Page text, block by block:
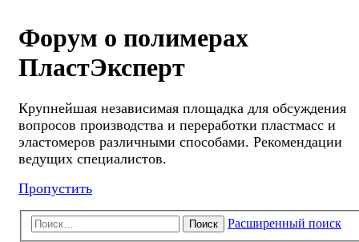
Форум о полимерах
ПластЭксперт
Крупнейшая независимая площадка для обсуждения
вопросов производства и переработки пластмасс и
эластомеров различными способами. Рекомендации
ведущих специалистов.
Пропустить
Поиск Расширенный поиск